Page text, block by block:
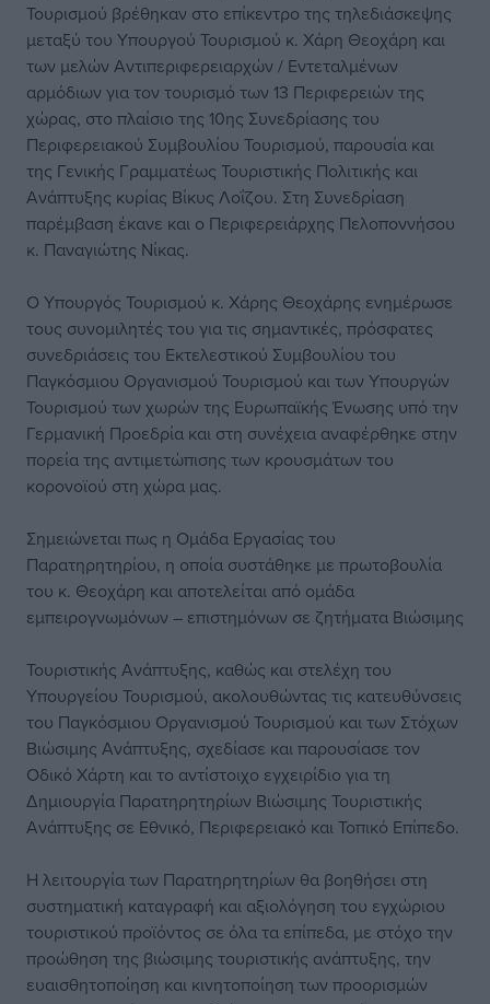
Τουρισμού βρέθηκαν στο επίκεντρο της τηλεδιάσκεψης
μεταξύ του Υπουργού Τουρισμού κ. Χάρη Θεοχάρη και
των μελών Αντιπεριφερειαρχών / Εντεταλμένων
αρμόδιων για τον τουρισμό των 13 Περιφερειών της
χώρας, στο πλαίσιο της 10ης Συνεδρίασης του
Περιφερειακού Συμβουλίου Τουρισμού, παρουσία και
της Γενικής Γραμματέως Τουριστικής Πολιτικής και
Ανάπτυξης κυρίας Βίκυς Λοΐζου. Στη Συνεδρίαση
παρέμβαση έκανε και ο Περιφερειάρχης Πελοποννήσου
κ. Παναγιώτης Νίκας.
Ο Υπουργός Τουρισμού κ. Χάρης Θεοχάρης ενημέρωσε
τους συνομιλητές του για τις σημαντικές, πρόσφατες
συνεδριάσεις του Εκτελεστικού Συμβουλίου του
Παγκόσμιου Οργανισμού Τουρισμού και των Υπουργών
Τουρισμού των χωρών της Ευρωπαϊκής Ένωσης υπό την
Γερμανική Προεδρία και στη συνέχεια αναφέρθηκε στην
πορεία της αντιμετώπισης των κρουσμάτων του
κορονοϊού στη χώρα μας.
Σημειώνεται πως η Ομάδα Εργασίας του
Παρατηρητηρίου, η οποία συστάθηκε με πρωτοβουλία
του κ. Θεοχάρη και αποτελείται από ομάδα
εμπειρογνωμόνων – επιστημόνων σε ζητήματα Βιώσιμης
Τουριστικής Ανάπτυξης, καθώς και στελέχη του
Υπουργείου Τουρισμού, ακολουθώντας τις κατευθύνσεις
του Παγκόσμιου Οργανισμού Τουρισμού και των Στόχων
Βιώσιμης Ανάπτυξης, σχεδίασε και παρουσίασε τον
Οδικό Χάρτη και το αντίστοιχο εγχειρίδιο για τη
Δημιουργία Παρατηρητηρίων Βιώσιμης Τουριστικής
Ανάπτυξης σε Εθνικό, Περιφερειακό και Τοπικό Επίπεδο.
Η λειτουργία των Παρατηρητηρίων θα βοηθήσει στη
συστηματική καταγραφή και αξιολόγηση του εγχώριου
τουριστικού προϊόντος σε όλα τα επίπεδα, με στόχο την
προώθηση της βιώσιμης τουριστικής ανάπτυξης, την
ευαισθητοποίηση και κινητοποίηση των προορισμών